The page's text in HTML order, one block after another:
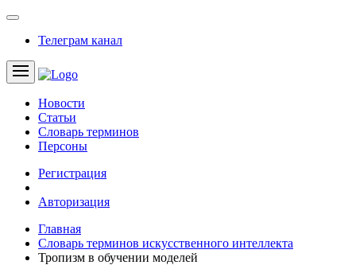
Телеграм канал
Новости
Статьи
Словарь терминов
Персоны
Регистрация
Авторизация
Главная
Словарь терминов искусственного интеллекта
Тропизм в обучении моделей